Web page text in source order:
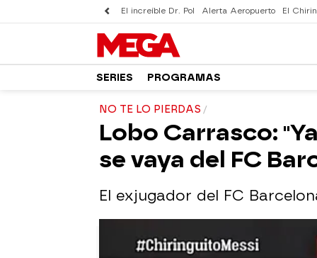
El increíble Dr. Pol Alerta Aeropuerto El
SERIES PROGRAMAS
NO TE LO PIERDAS
Lobo Carrasco:
se vaya del FC
El exjugador del FC